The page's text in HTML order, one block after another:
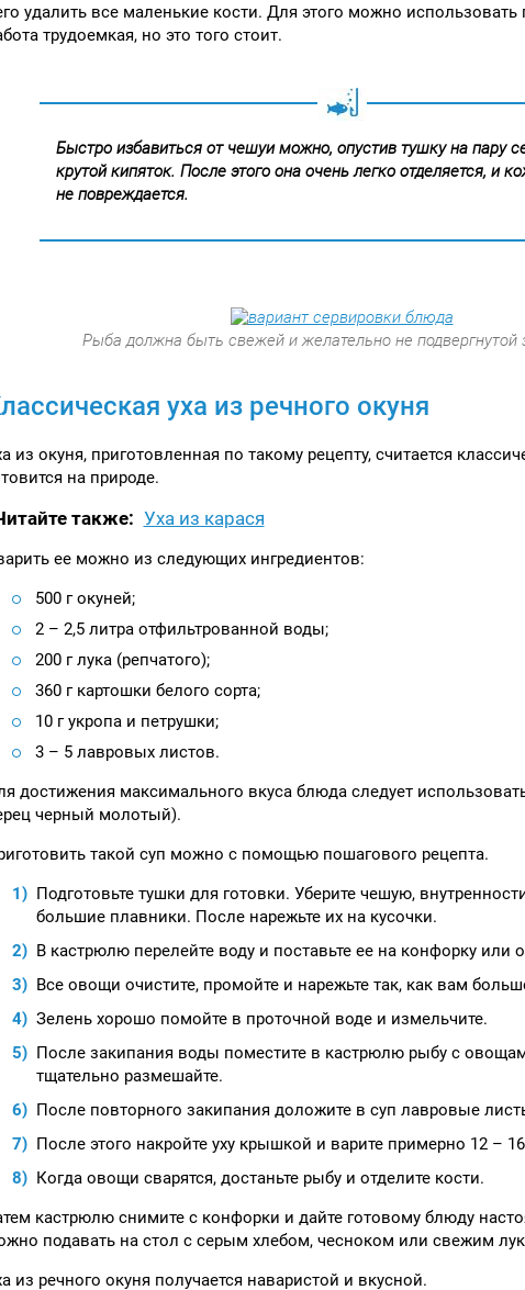
удалить все маленькие кости. Для этого можно использовать
трудоемкая, но это того стоит.
Быстро избавиться от чешуи можно, опустив тушку на пару
крутой кипяток. После этого она очень легко отделяется, и
не повреждается.
Рыба должна быть свежей и желательно не подвергнутой
уха из речного окуня
из окуня, приготовленная по такому рецепту, считается
на природе.
также: Уха из карася
ее можно из следующих ингредиентов:
500 г окуней;
2 – 2,5 литра отфильтрованной воды;
200 г лука (репчатого);
360 г картошки белого сорта;
10 г укропа и петрушки;
3 – 5 лавровых листов.
достижения максимального вкуса блюда следует
черный молотый).
такой суп можно с помощью пошагового рецепта.
Подготовьте тушки для готовки. Уберите чешую,
большие плавники. После нарежьте их на кусочки.
В кастрюлю перелейте воду и поставьте ее на конфорку или
Все овощи очистите, промойте и нарежьте так, как вам
Зелень хорошо помойте в проточной воде и измельчите.
После закипания воды поместите в кастрюлю рыбу с
тщательно размешайте.
После повторного закипания доложите в суп лавровые
После этого накройте уху крышкой и варите примерно 12 –
Когда овощи сварятся, достаньте рыбу и отделите кости.
кастрюлю снимите с конфорки и дайте готовому блюду
подавать на стол с серым хлебом, чесноком или свежим
из речного окуня получается наваристой и вкусной.